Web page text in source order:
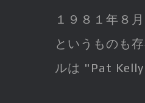
１９８１年８
というものも
ルは "Pat